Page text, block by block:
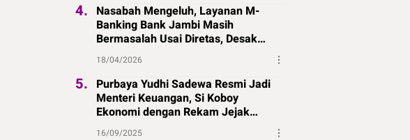
4. Nasabah Mengeluh, Layanan M-
Banking Bank Jambi Masih
Bermasalah Usai Diretas, Desak
Perbaikan Segera
18/04/2026
5. Purbaya Yudhi Sadewa Resmi Jadi
Menteri Keuangan, Si Koboy
Ekonomi dengan Rekam Jejak
Panjang
16/09/2025